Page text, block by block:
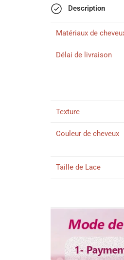
Description
Matériaux de
Délai de livraison
Texture
Couleur de cheveux
Taille de Lace
Longueur
Couleur de dentelle